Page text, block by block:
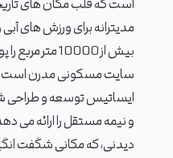
است که قلب مکان های
مدیترانه برای ورزش های
سایت مسکونی مدرن است
ایساتیس توسعه و
دیدنی، که مکانی شگفت